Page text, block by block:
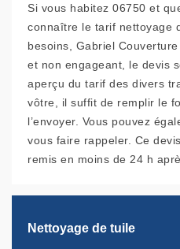
Si vous habitez 06750 et
connaître le tarif nettoyage
besoins, Gabriel
et non engageant, le devis
aperçu du tarif des divers
vôtre, il suffit de remplir le
l’envoyer. Vous pouvez
vous faire rappeler. Ce
remis en moins de 24 h
Nettoyage de tuile